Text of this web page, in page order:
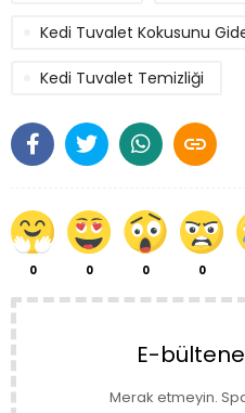

0 0 0 0
Kedi Tuvalet Kokusunu
Kedi Tuvalet Temizliği
E-
Merak etmeyin.